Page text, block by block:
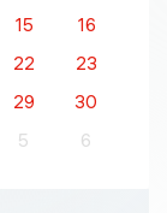
15
16
22
23
29
30
5 6